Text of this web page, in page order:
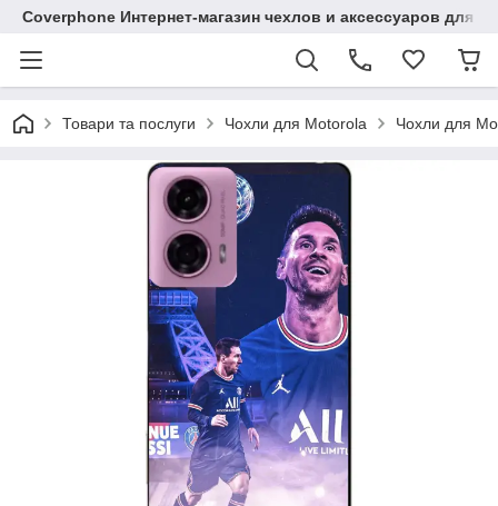
Coverphone Интернет-магазин чехлов и аксессуаров для
Товари та послуги Чохли для Motorola Чохли для